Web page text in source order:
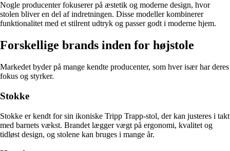
Nogle producenter fokuserer på æstetik og moderne design, hvor
stolen bliver en del af indretningen. Disse modeller kombinerer
funktionalitet med et stilrent udtryk og passer godt i moderne hjem.
Forskellige brands inden for højstole
Markedet byder på mange kendte producenter, som hver især har deres
fokus og styrker.
Stokke
Stokke er kendt for sin ikoniske Tripp Trapp-stol, der kan justeres i takt
med barnets vækst. Brandet lægger vægt på ergonomi, kvalitet og
tidløst design, og stolene kan bruges i mange år.